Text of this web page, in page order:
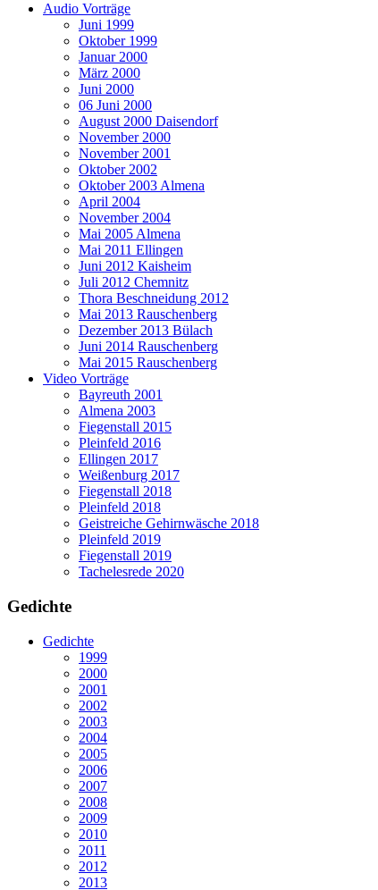
Audio Vorträge
Juni 1999
Oktober 1999
Januar 2000
März 2000
Juni 2000
06 Juni 2000
August 2000 Daisendorf
November 2000
November 2001
Oktober 2002
Oktober 2003 Almena
April 2004
November 2004
Mai 2005 Almena
Mai 2011 Ellingen
Juni 2012 Kaisheim
Juli 2012 Chemnitz
Thora Beschneidung 2012
Mai 2013 Rauschenberg
Dezember 2013 Bülach
Juni 2014 Rauschenberg
Mai 2015 Rauschenberg
Video Vorträge
Bayreuth 2001
Almena 2003
Fiegenstall 2015
Pleinfeld 2016
Ellingen 2017
Weißenburg 2017
Fiegenstall 2018
Pleinfeld 2018
Geistreiche Gehirnwäsche 2018
Pleinfeld 2019
Fiegenstall 2019
Tachelesrede 2020
Gedichte
Gedichte
1999
2000
2001
2002
2003
2004
2005
2006
2007
2008
2009
2010
2011
2012
2013